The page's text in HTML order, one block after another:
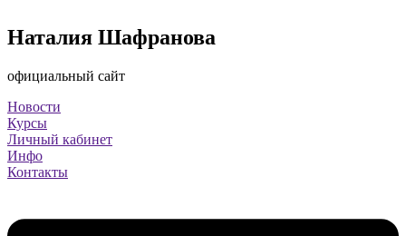
Наталия Шафранова
официальный сайт
Новости
Курсы
Личный кабинет
Инфо
Контакты